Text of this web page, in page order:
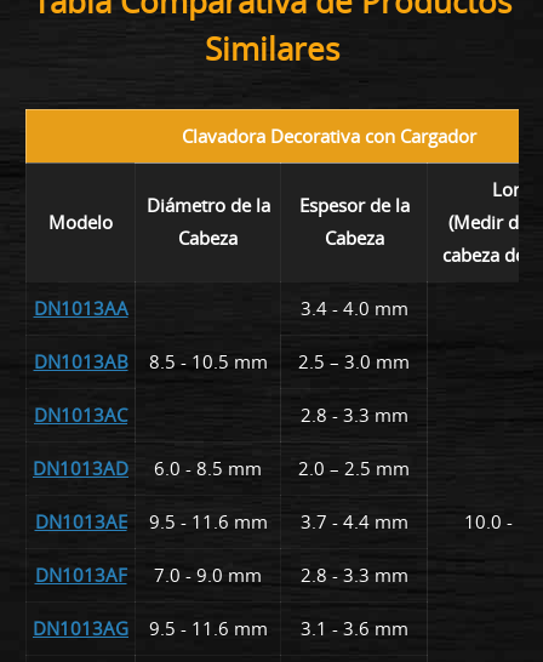
Similares
Clavadora Decorativa con Cargador
Modelo
Diámetro de la
Cabeza
Espesor de la
Cabeza
(Medir
cabeza de
DN1013AA
8.5 - 10.5 mm
3.4 - 4.0 mm
10.0 -
DN1013AB 2.5 – 3.0 mm
DN1013AC 2.8 - 3.3 mm
DN1013AD 6.0 - 8.5 mm 2.0 – 2.5 mm
DN1013AE 9.5 - 11.6 mm 3.7 - 4.4 mm
DN1013AF 7.0 - 9.0 mm 2.8 - 3.3 mm
DN1013AG 9.5 - 11.6 mm 3.1 - 3.6 mm